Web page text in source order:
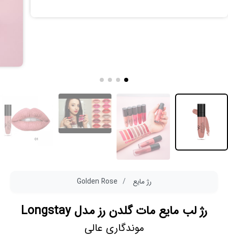
رژ مایع Golden Rose
رژ لب مایع مات گلدن رز مدل Longstay
موندگاری عالی